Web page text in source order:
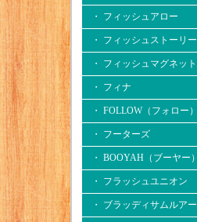
・ フィッシュアロー
・ フィッシュストーリー
・ フィッシュマグネット
・ フィナ
・ FOLLOW（フォロー）
・ フーターズ
・ BOOYAH（ブーヤー）
・ フラッシュユニオン
・ ブラッディサムルアー